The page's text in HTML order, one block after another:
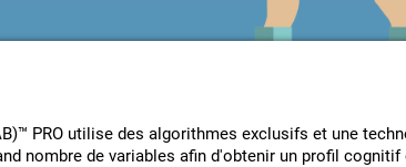
PRO utilise des algorithmes exclusifs et une
nombre de variables afin d'obtenir un profil